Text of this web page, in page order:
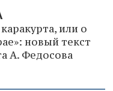
или о
новый текст
А. Федосова